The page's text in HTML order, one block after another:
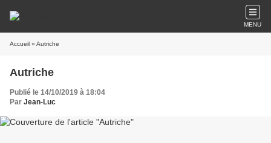
MENU
Accueil » Autriche
Autriche
Publié le 14/10/2019 à 18:04
Par Jean-Luc